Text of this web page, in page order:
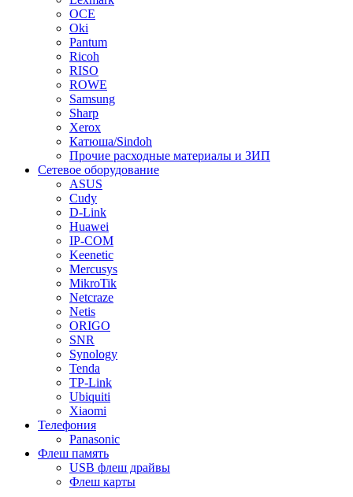
OCE
Oki
Pantum
Ricoh
RISO
ROWE
Samsung
Sharp
Xerox
Катюша/Sindoh
Прочие расходные материалы и ЗИП
Сетевое оборудование
ASUS
Cudy
D-Link
Huawei
IP-COM
Keenetic
Mercusys
MikroTik
Netcraze
Netis
ORIGO
SNR
Synology
Tenda
TP-Link
Ubiquiti
Xiaomi
Телефония
Panasonic
Флеш память
USB флеш драйвы
Флеш карты